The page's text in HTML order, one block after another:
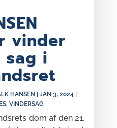
vinder
i
HANSEN JAN 3, 2024|
, VINDERSAG
dom af den 21.